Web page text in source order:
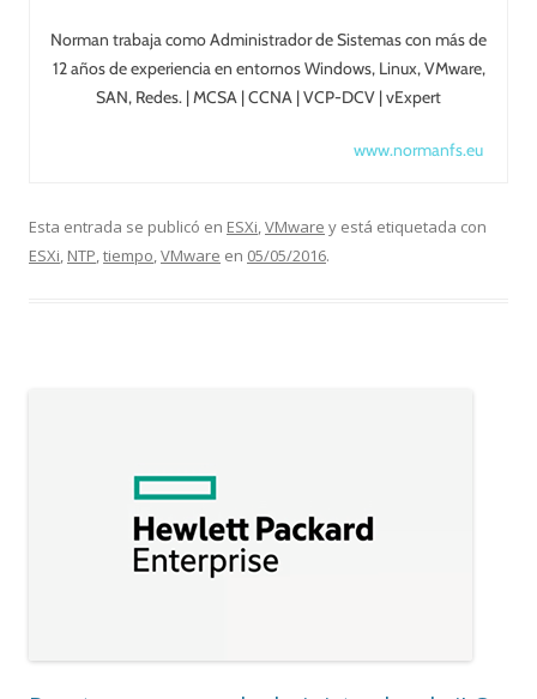
Norman trabaja como Administrador de Sistemas con más de
12 años de experiencia en entornos Windows, Linux, VMware,
SAN, Redes. | MCSA | CCNA | VCP-DCV | vExpert
www.normanfs.eu
Esta entrada se publicó en ESXi,VMware y está etiquetada con
ESXi, NTP,tiempo,VMware en 05/05/2016.